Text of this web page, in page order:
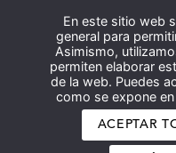
En este sitio web
general para
Asimismo,
permiten elaborar
de la web. Puedes
como se expone
ACEPTAR